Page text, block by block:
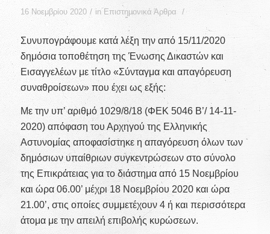
16 Νοεμβρίου 2020 / in Επιστημονικά Άρθρα /
Συνυπογράφουμε κατά λέξη την από 15/11/2020
δημόσια τοποθέτηση της Ένωσης Δικαστών και
Εισαγγελέων με τίτλο «Σύνταγμα και απαγόρευση
συναθροίσεων» που έχει ως εξής:
Με την υπ’ αριθμό 1029/8/18 (ΦΕΚ 5046 Β’/ 14-11-
2020) απόφαση του Αρχηγού της Ελληνικής
Αστυνομίας αποφασίστηκε η απαγόρευση όλων των
δημόσιων υπαίθριων συγκεντρώσεων στο σύνολο
της Επικράτειας για το διάστημα από 15 Νοεμβρίου
και ώρα 06.00’ μέχρι 18 Νοεμβρίου 2020 και ώρα
21.00’, στις οποίες συμμετέχουν 4 ή και περισσότερα
άτομα με την απειλή επιβολής κυρώσεων.